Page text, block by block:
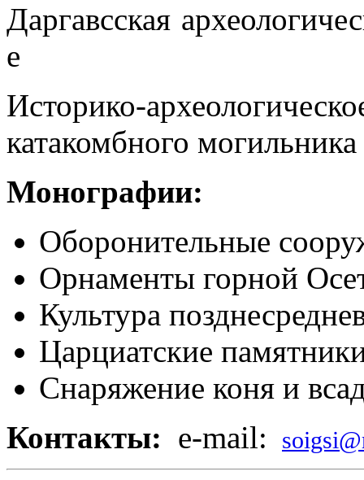
Даргавсская
е
Историко-
катакомбного
Монографии:
Оборонительные
Орнаменты горной
Культура
Царциатские
Снаряжение коня и
Контакты: e-mail: